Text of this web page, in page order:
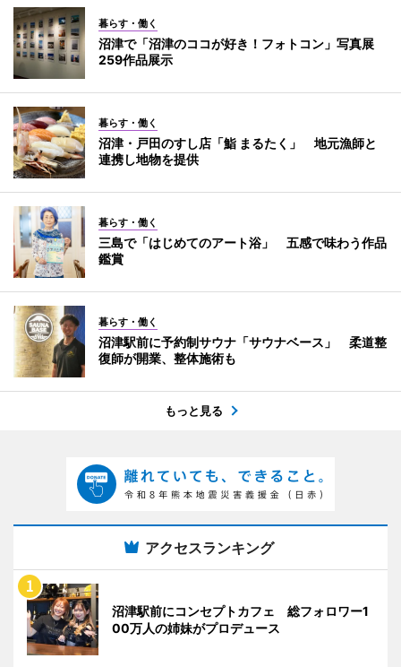
暮らす・働く
沼津で「沼津のココが好き！フォトコン」写真展
259作品展示
暮らす・働く
沼津・戸田のすし店「鮨 まるたく」 地元漁師と
連携し地物を提供
暮らす・働く
三島で「はじめてのアート浴」 五感で味わう作品
鑑賞
暮らす・働く
沼津駅前に予約制サウナ「サウナベース」 柔道整
復師が開業、整体施術も
もっと見る
アクセスランキング
沼津駅前にコンセプトカフェ 総フォロワー1
00万人の姉妹がプロデュース